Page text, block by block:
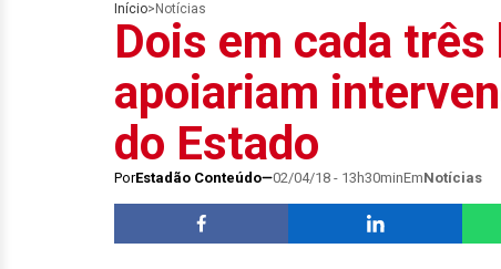
Início> Notícias
Dois em cada
apoiariam
do Estado
PorEstadão Conteúdo 02/04/18 - 13h30minEmNotícias